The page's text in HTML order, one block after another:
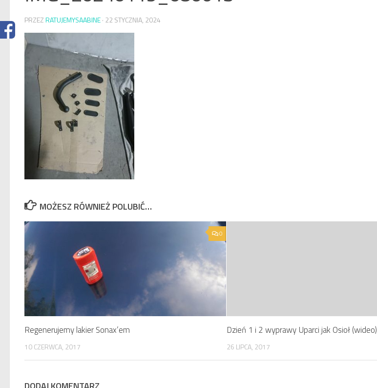
PRZEZRATUJEMYSAABINE· 22 STYCZNIA, 2024
MOŻESZ RÓWNIEŻ POLUBIĆ…
0
Regenerujemy lakier Sonax’em
10 CZERWCA, 2017
Dzień 1 i 2 wyprawy Uparci jak Osioł (wideo)
26 LIPCA, 2017